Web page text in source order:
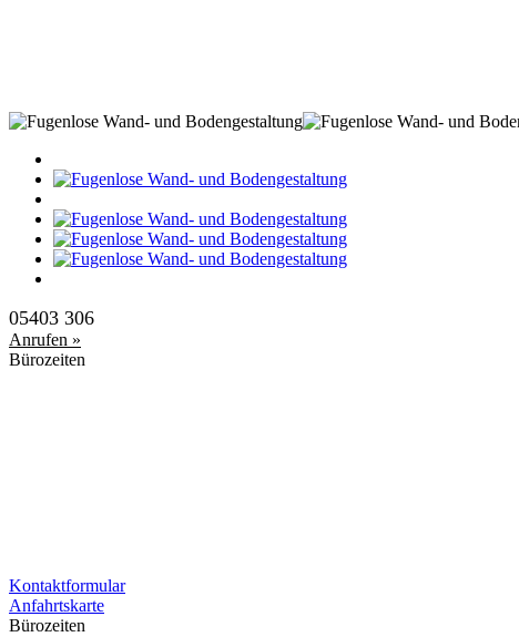
05403 306
Anrufen »
Bürozeiten
Kontaktformular
Anfahrtskarte
Bürozeiten